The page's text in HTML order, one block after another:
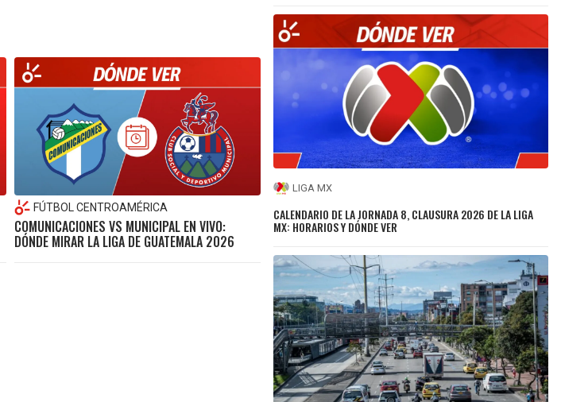
FÚTBOL CENTROAMÉRICA
COMUNICACIONES VS MUNICIPAL EN VIVO:
DÓNDE MIRAR LA LIGA DE GUATEMALA 2026
LIGA MX
CALENDARIO DE LA JORNADA 8, CLAUSURA 2026 DE LA LIGA
MX: HORARIOS Y DÓNDE VER